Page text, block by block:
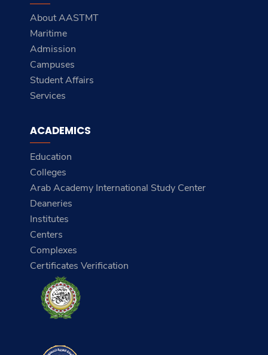
About AASTMT
Maritime
Admission
Campuses
Student Affairs
Services
ACADEMICS
Education
Colleges
Arab Academy International Study Center
Deaneries
Institutes
Centers
Complexes
Certificates Verification